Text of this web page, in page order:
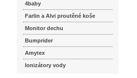
4baby
Farlin a Alvi proutěné koše
Monitor dechu
Bumprider
Amytex
Ionizátory vody